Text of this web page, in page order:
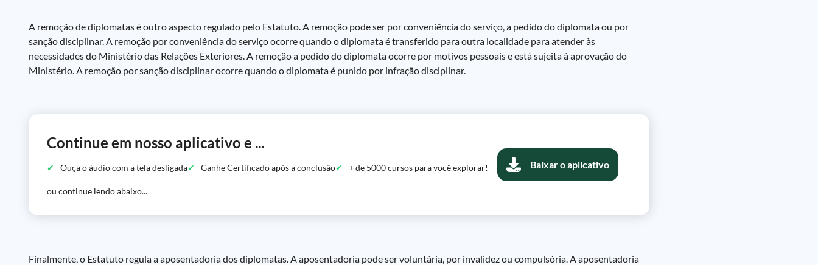
A remoção de diplomatas é outro aspecto regulado pelo Estatuto. A remoção pode ser por conveniência do serviço, a pedido do diplomata ou por
sanção disciplinar. A remoção por conveniência do serviço ocorre quando o diplomata é transferido para outra localidade para atender às
necessidades do Ministério das Relações Exteriores. A remoção a pedido do diplomata ocorre por motivos pessoais e está sujeita à aprovação do
Ministério. A remoção por sanção disciplinar ocorre quando o diplomata é punido por infração disciplinar.
Continue em nosso aplicativo e ...
Ouça o áudio com a tela desligada Ganhe Certificado após a conclusão + de 5000 cursos para você explorar!
ou continue lendo abaixo...
Baixar o aplicativo
Finalmente, o Estatuto regula a aposentadoria dos diplomatas. A aposentadoria pode ser voluntária, por invalidez ou compulsória. A aposentadoria